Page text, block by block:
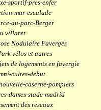
sportif-pres-enfer
mur-escalade
au-parc-Berger
villaret
Nodulaire Faverges
vélos et autres
de logements en favergie
cultes-debut
caserne-pompiers
dames-stade-madrid
des reseaux